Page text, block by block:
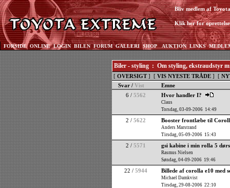
Bliv medlem af
Klik her for oprettelse
FORSIDE ONLINE LOGIN BILEN FORUM GALLERI SHOP AUKTION LINKS
Biler - styling : Om styling, ekstraudstyr
[ OVERSIGT] [ VIS NYESTE TRÅDE ] [
Svar / Vist
Emne
6 / 5562 Hvor handler I?
Claus
Torsdag, 03-09-2006 14:49
2 / 5622 Booster frontlæbe til
Anders Marstrand
Tirsdag, 05-09-2006 15:43
2 / 5571 gsi kabine i min rolla 5
Rasmus Nielsen
Søndag, 04-09-2006 19:46
22 / 5944 Billede af corolla e10 med
Michael Damkvist
Tirsdag, 29-08-2006 22:10